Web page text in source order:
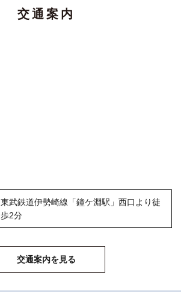
交通案内
東武鉄道伊勢崎線「鐘ケ淵駅」西口より徒
歩2分
交通案内を見る